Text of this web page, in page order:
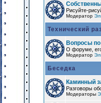
Рисуйте-
Модератор
Технический
Вопросы
О форуме,
Модератор
Беседка
Каминный
Разговоры
Модераторы